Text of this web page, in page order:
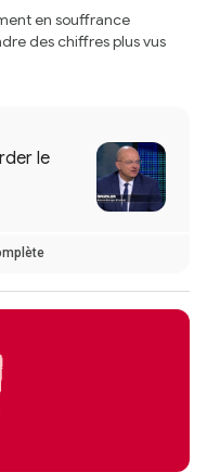
en souffrance
des chiffres plus vus